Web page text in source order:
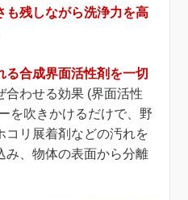
も残しながら洗浄力を高
る合成界面活性剤を一切
合わせる効果 (界面活性
を吹きかけるだけで、野
コリ展着剤などの汚れを
み、物体の表面から分離